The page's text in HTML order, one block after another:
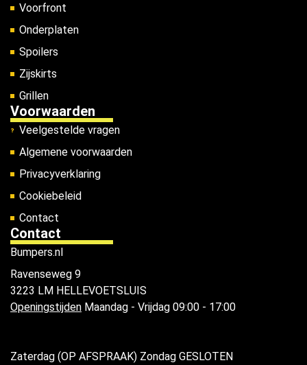
Voorfront
Onderplaten
Spoilers
Zijskirts
Grillen
Voorwaarden
Veelgestelde vragen
Algemene voorwaarden
Privacyverklaring
Cookiebeleid
Contact
Contact
Bumpers.nl
Ravenseweg 9
3223 LM HELLEVOETSLUIS
Openingstijden Maandag - Vrijdag 09:00 - 17:00
Zaterdag (OP AFSPRAAK) Zondag GESLOTEN